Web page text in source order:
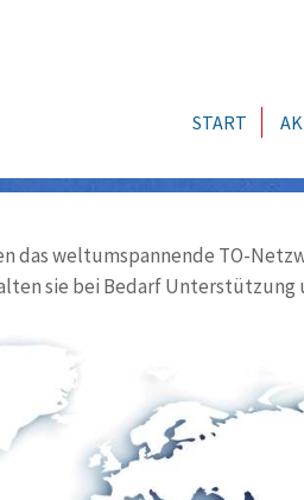
START
das weltumspannende TO-
sie bei Bedarf